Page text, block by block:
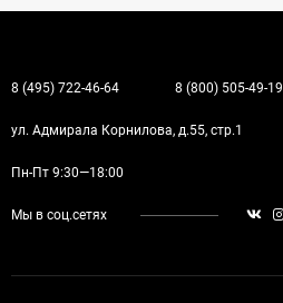
8 (495) 722-46-64 8 (800) 505-49-19
ул. Адмирала Корнилова, д.55, стр.1
Пн-Пт 9:30—18:00
Мы в соц.сетях